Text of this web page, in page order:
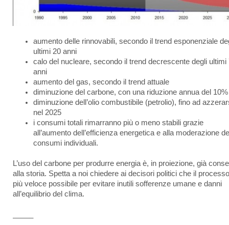
aumento delle rinnovabili, secondo il trend esponenziale
ultimi 20 anni
calo del nucleare, secondo il trend decrescente degli ultimi
anni
aumento del gas, secondo il trend attuale
diminuzione del carbone, con una riduzione annua del 10%
diminuzione dell’olio combustibile (petrolio), fino ad
nel 2025
i consumi totali rimarranno più o meno stabili grazie
all’aumento dell’efficienza energetica e alla moderazione
consumi individuali.
L’uso del carbone per produrre energia è, in proiezione, già
alla storia. Spetta a noi chiedere ai decisori politici che il
più veloce possibile per evitare inutili sofferenze umane e danni
all’equilibrio del clima.